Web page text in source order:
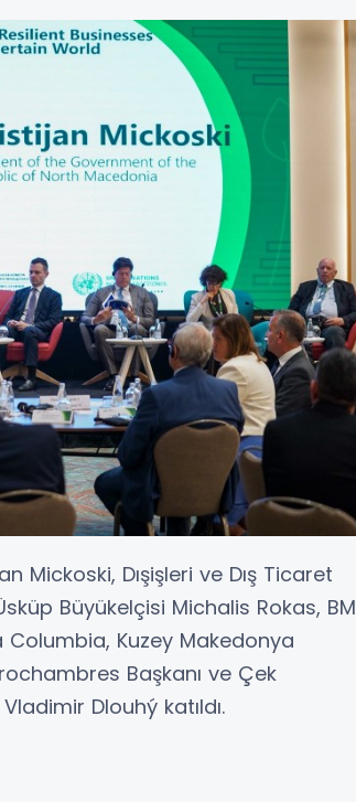
Mickoski, Dışişleri ve Dış Ticaret
Büyükelçisi Michalis Rokas, BM
Kuzey Makedonya
Başkanı ve Çek
Dlouhý katıldı.